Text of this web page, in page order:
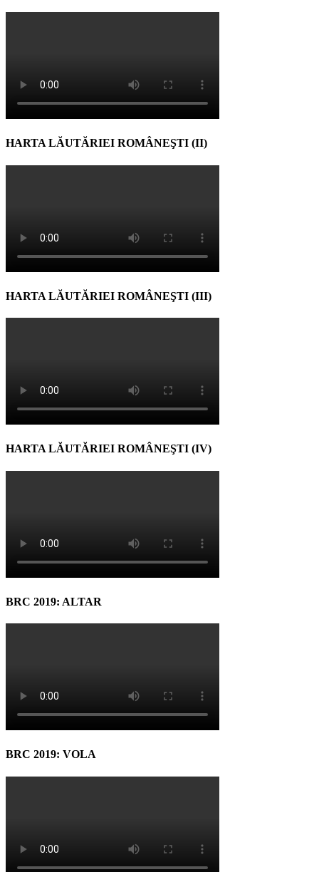
HARTA LĂUTĂRIEI ROMÂNEŞTI (II)
HARTA LĂUTĂRIEI ROMÂNEŞTI (III)
HARTA LĂUTĂRIEI ROMÂNEŞTI (IV)
BRC 2019: ALTAR
BRC 2019: VOLA